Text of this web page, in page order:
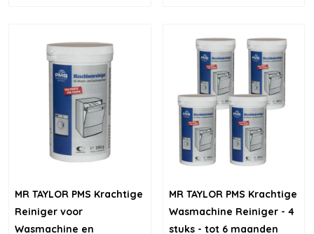
MR TAYLOR PMS Krachtige
Reiniger voor
Wasmachine en
MR TAYLOR PMS Krachtige
Wasmachine Reiniger - 4
stuks - tot 6 maanden